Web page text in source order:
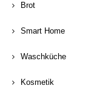
Brot
Smart Home
Waschküche
Kosmetik